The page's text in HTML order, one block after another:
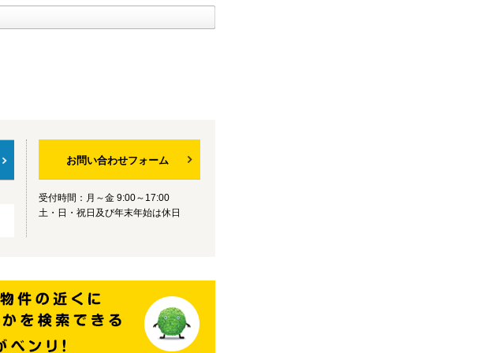
お問い合わせフォーム
受付時間：月～金 9:00～17:00
土・日・祝日及び年末年始は休日